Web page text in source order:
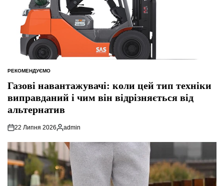
ОПУБЛІКУВАТИ
РЕКОМЕНДУЄМО
Газові навантажувачі: коли цей тип техніки
виправданий і чим він відрізняється від
альтернатив
22 Липня 2026
Опубліковано
admin